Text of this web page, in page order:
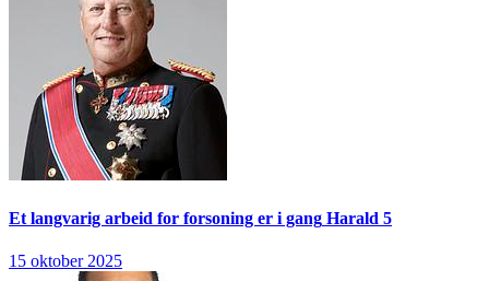
Et langvarig arbeid for forsoning er i gang Harald 5
15 oktober 2025